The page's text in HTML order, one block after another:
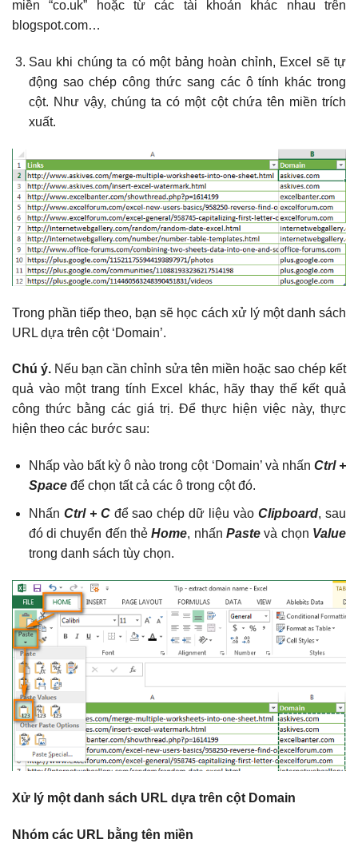
miền “co.uk” hoặc từ các tài khoản khác nhau trên
blogspot.com…
Sau khi chúng ta có một bảng hoàn chỉnh, Excel sẽ tự
động sao chép công thức sang các ô tính khác trong
cột. Như vậy, chúng ta có một cột chứa tên miền trích
xuất.
Trong phần tiếp theo, bạn sẽ học cách xử lý một danh sách
URL dựa trên cột ‘Domain’.
Chú ý. Nếu bạn cần chỉnh sửa tên miền hoặc sao chép kết
quả vào một trang tính Excel khác, hãy thay thế kết quả
công thức bằng các giá trị. Để thực hiện việc này, thực
hiện theo các bước sau:
Nhấp vào bất kỳ ô nào trong cột ‘Domain’ và nhấn Ctrl +
Spaceđể chọn tất cả các ô trong cột đó.
Nhấn Ctrl + Cđể sao chép dữ liệu vàoClipboard, sau
đó di chuyển đến thẻHome, nhấnPastevà chọn Value
trong danh sách tùy chọn.
Xử lý một danh sách URL dựa trên cột Domain
Nhóm các URL bằng tên miền